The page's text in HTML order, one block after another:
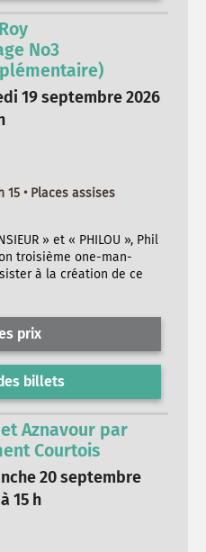
No3
19 septembre 2026
• Places assises
» et « PHILOU », Phil
troisième one-man-
à la création de ce
prix
billets
Aznavour par
Courtois
20 septembre
15 h